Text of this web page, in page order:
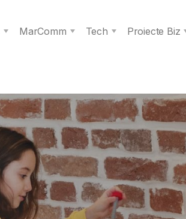
MarComm Tech
Proiecte Biz